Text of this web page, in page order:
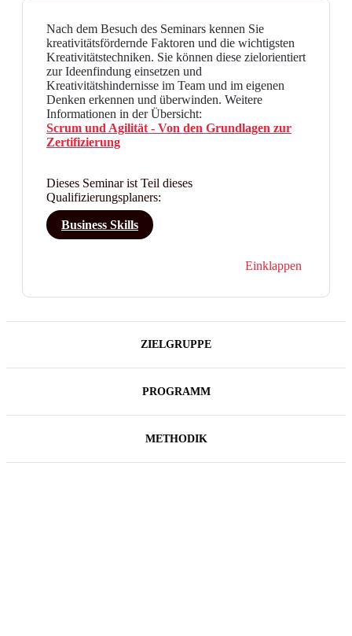
Nach dem Besuch des Seminars kennen Sie
kreativitätsfördernde Faktoren und die wichtigsten
Kreativitätstechniken. Sie können diese zielorientiert
zur Ideenfindung einsetzen und
Kreativitätshindernisse im Team und im eigenen
Denken erkennen und überwinden. Weitere
Informationen in der Übersicht:
Scrum und Agilität - Von den Grundlagen zur
Zertifizierung
Dieses Seminar ist Teil dieses
Qualifizierungsplaners:
Business Skills
Einklappen
ZIELGRUPPE
PROGRAMM
METHODIK